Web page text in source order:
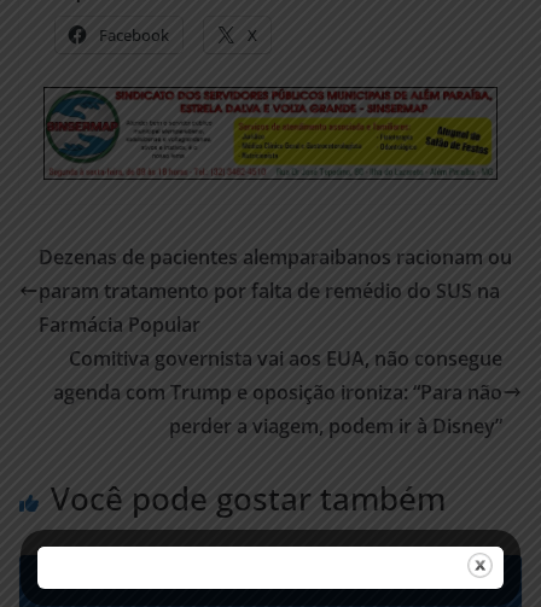
Facebook X
Dezenas de pacientes alemparaibanos racionam ou
param tratamento por falta de remédio do SUS na
Farmácia Popular
Comitiva governista vai aos EUA, não consegue
agenda com Trump e oposição ironiza: “Para não
perder a viagem, podem ir à Disney”
Você pode gostar também